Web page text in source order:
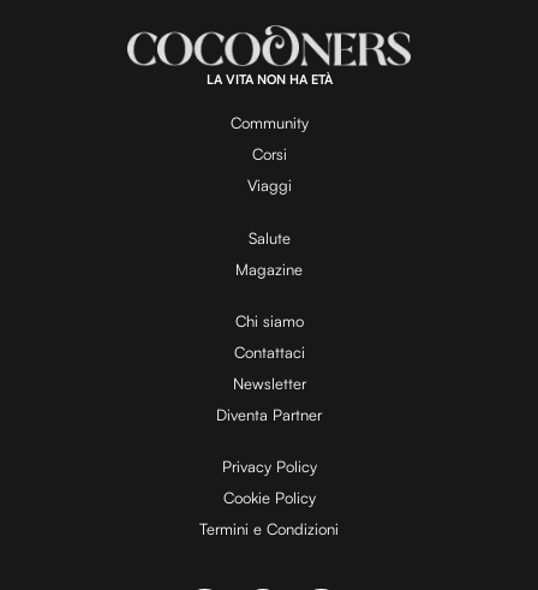
a
y
V
i
d
e
o
:
1
0
0
.
0
LA VITA NON HA ETÀ
Community
Corsi
Viaggi
Salute
Magazine
Chi siamo
Contattaci
Newsletter
Diventa Partner
Privacy Policy
Cookie Policy
Termini e Condizioni